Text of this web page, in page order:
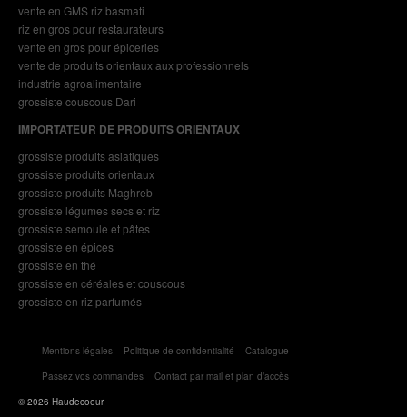
vente en GMS riz basmati
riz en gros pour restaurateurs
vente en gros pour épiceries
vente de produits orientaux aux professionnels
industrie agroalimentaire
grossiste couscous Dari
IMPORTATEUR DE PRODUITS ORIENTAUX
grossiste produits asiatiques
grossiste produits orientaux
grossiste produits Maghreb
grossiste légumes secs et riz
grossiste semoule et pâtes
grossiste en épices
grossiste en thé
grossiste en céréales et couscous
grossiste en riz parfumés
Mentions légales Politique de confidentialité
Catalogue
Passez vos commandes
Contact par mail et plan d’accès
© 2026 Haudecoeur